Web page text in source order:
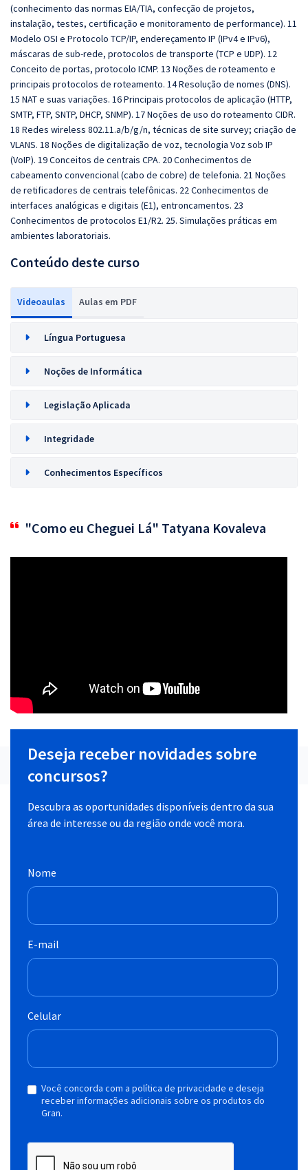
(conhecimento das normas EIA/TIA, confecção de projetos,
instalação, testes, certificação e monitoramento de performance). 11
Modelo OSI e Protocolo TCP/IP, endereçamento IP (IPv4 e IPv6),
máscaras de sub-rede, protocolos de transporte (TCP e UDP). 12
Conceito de portas, protocolo ICMP. 13 Noções de roteamento e
principais protocolos de roteamento. 14 Resolução de nomes (DNS).
15 NAT e suas variações. 16 Principais protocolos de aplicação (HTTP,
SMTP, FTP, SNTP, DHCP, SNMP). 17 Noções de uso do roteamento CIDR.
18 Redes wireless 802.11.a/b/g/n, técnicas de site survey; criação de
VLANS. 18 Noções de digitalização de voz, tecnologia Voz sob IP
(VoIP). 19 Conceitos de centrais CPA. 20 Conhecimentos de
cabeamento convencional (cabo de cobre) de telefonia. 21 Noções
de retificadores de centrais telefônicas. 22 Conhecimentos de
interfaces analógicas e digitais (E1), entroncamentos. 23
Conhecimentos de protocolos E1/R2. 25. Simulações práticas em
ambientes laboratoriais.
Conteúdo deste curso
Videoaulas Aulas em PDF
Língua Portuguesa
Noções de Informática
Legislação Aplicada
Integridade
Conhecimentos Específicos
"Como eu Cheguei Lá" Tatyana Kovaleva
Deseja receber novidades sobre
concursos?
Descubra as oportunidades disponíveis dentro da sua
área de interesse ou da região onde você mora.
Nome
E-mail
Celular
Você concorda com a política de privacidade e deseja
receber informações adicionais sobre os produtos do
Gran.